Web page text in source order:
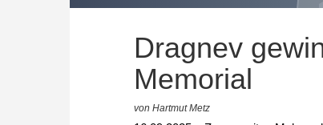
Dragnev
Memorial
von Hartmut Metz